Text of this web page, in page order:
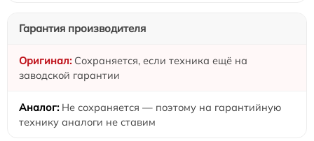
Гарантия производителя
Сохраняется, если техника ещё на
заводской гарантии
Не сохраняется — поэтому на гарантийную
технику аналоги не ставим